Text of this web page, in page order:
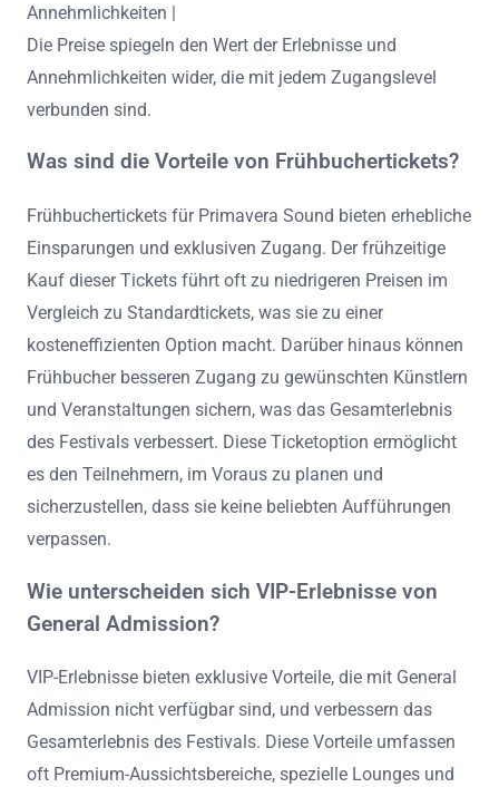
Annehmlichkeiten |
Die Preise spiegeln den Wert der Erlebnisse und
Annehmlichkeiten wider, die mit jedem Zugangslevel
verbunden sind.
Was sind die Vorteile von Frühbuchertickets?
Frühbuchertickets für Primavera Sound bieten erhebliche
Einsparungen und exklusiven Zugang. Der frühzeitige
Kauf dieser Tickets führt oft zu niedrigeren Preisen im
Vergleich zu Standardtickets, was sie zu einer
kosteneffizienten Option macht. Darüber hinaus können
Frühbucher besseren Zugang zu gewünschten Künstlern
und Veranstaltungen sichern, was das Gesamterlebnis
des Festivals verbessert. Diese Ticketoption ermöglicht
es den Teilnehmern, im Voraus zu planen und
sicherzustellen, dass sie keine beliebten Aufführungen
verpassen.
Wie unterscheiden sich VIP-Erlebnisse von
General Admission?
VIP-Erlebnisse bieten exklusive Vorteile, die mit General
Admission nicht verfügbar sind, und verbessern das
Gesamterlebnis des Festivals. Diese Vorteile umfassen
oft Premium-Aussichtsbereiche, spezielle Lounges und